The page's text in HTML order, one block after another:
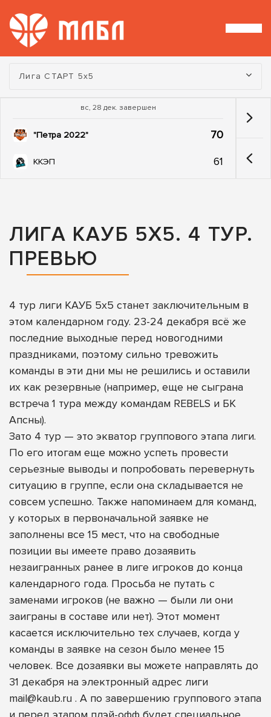
Турнир:
Лига СТАРТ 5х5
вс, 28 дек. завершен
"Петра 2022" 70
ККЭП 61
ЛИГА КАУБ 5Х5. 4 ТУР.
ПРЕВЬЮ
4 тур лиги КАУБ 5х5 станет заключительным в
этом календарном году. 23-24 декабря всё же
последние выходные перед новогодними
праздниками, поэтому сильно тревожить
команды в эти дни мы не решились и оставили
их как резервные (например, еще не сыграна
встреча 1 тура между командам REBELS и БК
Апсны).
Зато 4 тур — это экватор группового этапа лиги.
По его итогам еще можно успеть провести
серьезные выводы и попробовать перевернуть
ситуацию в группе, если она складывается не
совсем успешно. Также напоминаем для команд,
у которых в первоначальной заявке не
заполнены все 15 мест, что на свободные
позиции вы имеете право дозаявить
незаигранных ранее в лиге игроков до конца
календарного года. Просьба не путать с
заменами игроков (не важно — были ли они
заиграны в составе или нет). Этот момент
касается исключительно тех случаев, когда у
команды в заявке на сезон было менее 15
человек. Все дозаявки вы можете направлять до
31 декабря на электронный адрес лиги
mail@kaub.ru . А по завершению группового этапа